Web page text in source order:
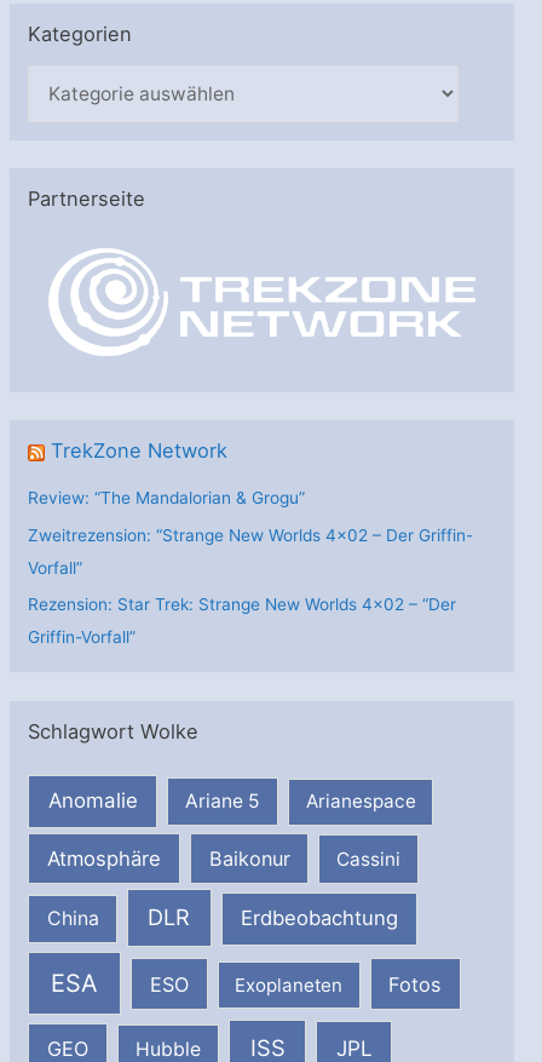
Kategorien
g
Partnerseite
TrekZone Network
Review: “The Mandalorian & Grogu”
Zweitrezension: “Strange New Worlds 4×02 – Der Griffin-
Vorfall”
Rezension: Star Trek: Strange New Worlds 4×02 – “Der
Griffin-Vorfall”
Schlagwort Wolke
Anomalie Ariane 5 Arianespace
Atmosphäre Baikonur Cassini
China DLR Erdbeobachtung
ESA ESO Exoplaneten Fotos
GEO Hubble ISS JPL